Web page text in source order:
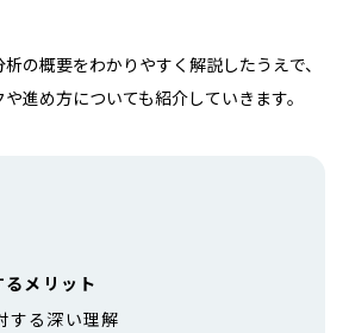
の概要をわかりやすく解説したうえで、
進め方についても紹介していきます。
メリット
する深い理解